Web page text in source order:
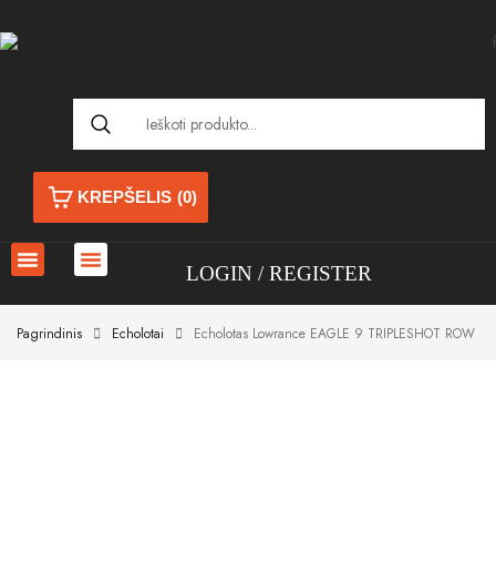
KREPŠELIS (0)
LOGIN REGISTER
Pagrindinis Echolotai Echolotas Lowrance EAGLE 9 TRIPLESHOT ROW